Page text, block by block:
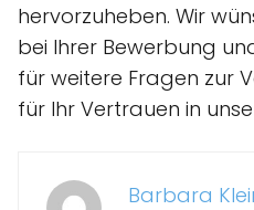
hervorzuheben. Wir
bei Ihrer Bewerbung
für weitere Fragen zur
für Ihr Vertrauen in
Barbara